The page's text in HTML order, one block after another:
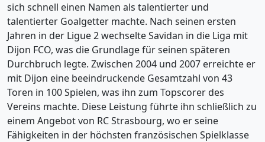
sich schnell einen Namen als talentierter und
talentierter Goalgetter machte. Nach seinen ersten
Jahren in der Ligue 2 wechselte Savidan in die Liga mit
Dijon FCO, was die Grundlage für seinen späteren
Durchbruch legte. Zwischen 2004 und 2007 erreichte er
mit Dijon eine beeindruckende Gesamtzahl von 43
Toren in 100 Spielen, was ihn zum Topscorer des
Vereins machte. Diese Leistung führte ihn schließlich zu
einem Angebot von RC Strasbourg, wo er seine
Fähigkeiten in der höchsten französischen Spielklasse